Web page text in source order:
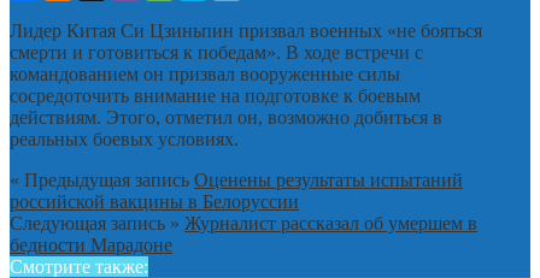
Лидер Китая Си Цзиньпин призвал военных «не бояться
смерти и готовиться к победам». В ходе встречи с
командованием он призвал вооруженные силы
сосредоточить внимание на подготовке к боевым
действиям. Этого, отметил он, возможно добиться в
реальных боевых условиях.
« Предыдущая запись Оценены результаты испытаний
российской вакцины в Белоруссии
Следующая запись » Журналист рассказал об умершем в
бедности Марадоне
Смотрите также: